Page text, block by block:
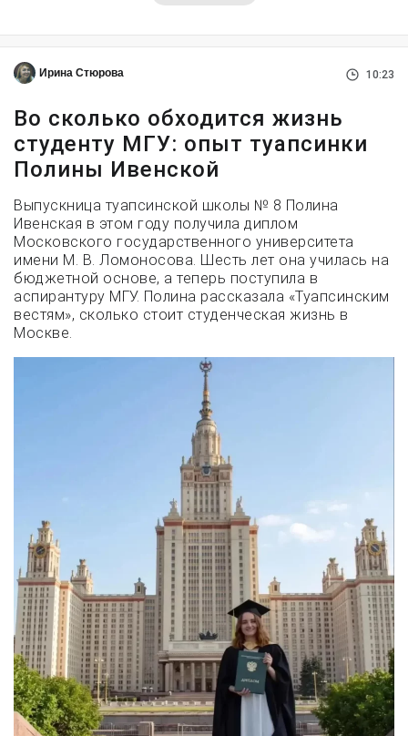
Ирина Стюрова 10:23
Во сколько обходится жизнь
студенту МГУ: опыт туапсинки
Полины Ивенской
Выпускница туапсинской школы № 8 Полина
Ивенская в этом году получила диплом
Московского государственного университета
имени М. В. Ломоносова. Шесть лет она училась на
бюджетной основе, а теперь поступила в
аспирантуру МГУ. Полина рассказала «Туапсинским
вестям», сколько стоит студенческая жизнь в
Москве.